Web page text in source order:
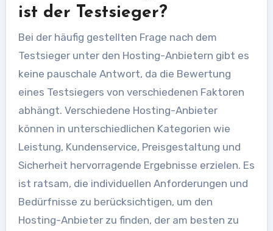
ist der Testsieger?
Bei der häufig gestellten Frage nach dem
Testsieger unter den Hosting-Anbietern gibt es
keine pauschale Antwort, da die Bewertung
eines Testsiegers von verschiedenen Faktoren
abhängt. Verschiedene Hosting-Anbieter
können in unterschiedlichen Kategorien wie
Leistung, Kundenservice, Preisgestaltung und
Sicherheit hervorragende Ergebnisse erzielen. Es
ist ratsam, die individuellen Anforderungen und
Bedürfnisse zu berücksichtigen, um den
Hosting-Anbieter zu finden, der am besten zu